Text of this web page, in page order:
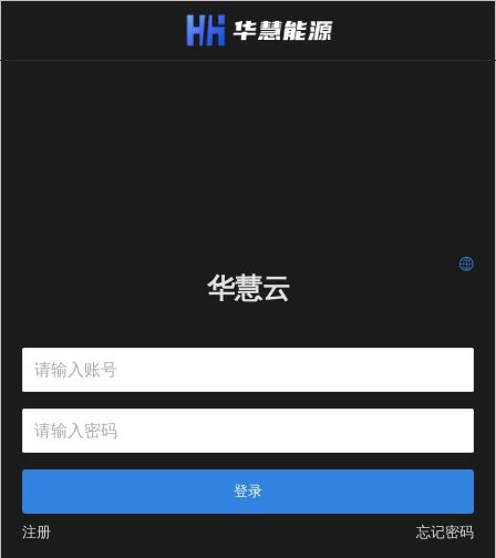
华慧云
登录
注册 忘记密码